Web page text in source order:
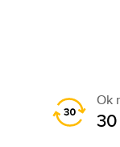
Ok